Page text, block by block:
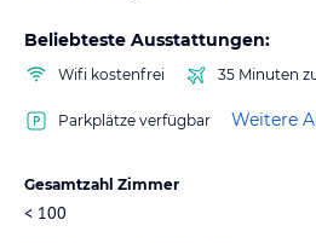
Beliebteste Ausstattungen:
Wifi kostenfrei 35 Minuten
Parkplätze verfügbar Weitere
Gesamtzahl Zimmer
< 100